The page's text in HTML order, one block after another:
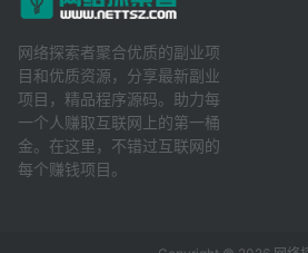
网络探索者聚合优质的副业项
目和优质资源，分享最新副业
项目，精品程序源码。助力每
一个人赚取互联网上的第一桶
金。在这里，不错过互联网的
每个赚钱项目。